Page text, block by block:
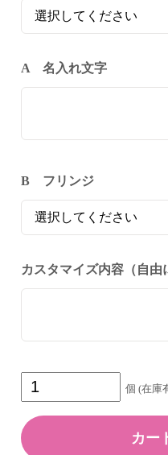
A 名入れ文字
B フリンジ
カスタマイズ内容（自由
個 (在庫